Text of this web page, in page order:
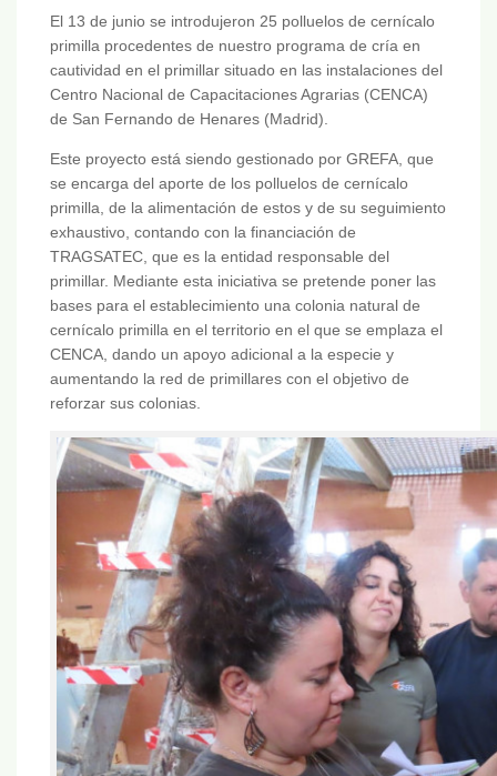
El 13 de junio se introdujeron 25 polluelos de cernícalo
primilla procedentes de nuestro programa de cría en
cautividad en el primillar situado en las instalaciones del
Centro Nacional de Capacitaciones Agrarias (CENCA)
de San Fernando de Henares (Madrid).
Este proyecto está siendo gestionado por GREFA, que
se encarga del aporte de los polluelos de cernícalo
primilla, de la alimentación de estos y de su seguimiento
exhaustivo, contando con la financiación de
TRAGSATEC, que es la entidad responsable del
primillar. Mediante esta iniciativa se pretende poner las
bases para el establecimiento una colonia natural de
cernícalo primilla en el territorio en el que se emplaza el
CENCA, dando un apoyo adicional a la especie y
aumentando la red de primillares con el objetivo de
reforzar sus colonias.